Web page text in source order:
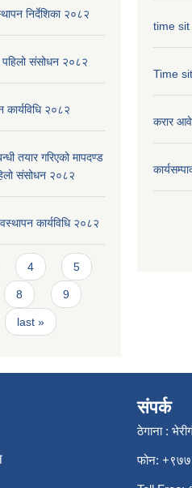
निर्देशिका २०८२
संसोधन २०८२
कार्यविधि २०८२
तयार गरिएको मापदण्ड
संसोधन २०८२
कार्यविधि २०८२
4 5
8 9
last »
time sit
Time
करार
संपर्क
ठेगाना :
फोन: